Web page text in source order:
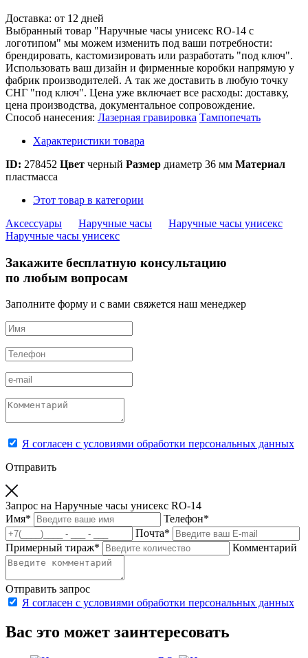
Доставка: от 12 дней
Выбранный товар "Наручные часы унисекс RO-14 с
логотипом" мы можем изменить под ваши потребности:
брендировать, кастомизировать или разработать "под ключ".
Использовать ваш дизайн и фирменные коробки напрямую у
фабрик производителей. А так же доставить в любую точку
СНГ "под ключ". Цена уже включает все расходы: доставку,
цена производства, документальное сопровождение.
Способ нанесения: Лазерная гравировка Тампопечать
Характеристики товара
ID: 278452 Цвет черный Размер диаметр 36 мм Материал
пластмасса
Этот товар в категории
Аксессуары
Наручные часы
Наручные часы унисекс
Наручные часы унисекс
Закажите бесплатную консультацию
по любым вопросам
Заполните форму и с вами свяжется наш менеджер
Я согласен с условиями обработки персональных данных
Отправить
Запрос на Наручные часы унисекс RO-14
Имя* Телефон*
Почта*
Примерный тираж* Комментарий
Отправить запрос
Я согласен с условиями обработки персональных данных
Вас это может заинтересовать